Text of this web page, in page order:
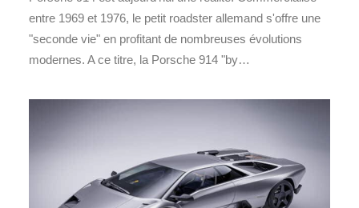
entre 1969 et 1976, le petit roadster allemand s'offre une
"seconde vie" en profitant de nombreuses évolutions
modernes. A ce titre, la Porsche 914 "by…